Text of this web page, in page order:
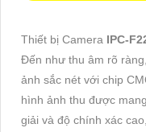
Thiết bị Camera IPC-
Đến như thu âm rõ
ảnh sắc nét với chip
hình ảnh thu được
giải và độ chính xác